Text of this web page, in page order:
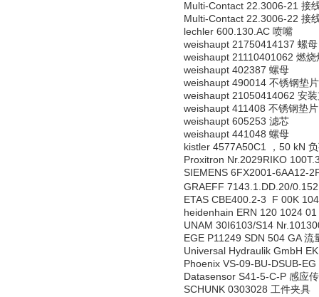
Multi-Contact 22.3006-21 接
Multi-Contact 22.3006-22 接
lechler 600.130.AC 喷嘴
weishaupt 21750414137 螺母
weishaupt 21110401062 燃烧
weishaupt 402387 螺母
weishaupt 490014 不锈钢垫片
weishaupt 21050414062 安
weishaupt 411408 不锈钢垫片
weishaupt 605253 滤芯
weishaupt 441048 螺母
kistler 4577A50C1 ，50 kN
Proxitron Nr.2029RIKO
SIEMENS 6FX2001-6AA12-
GRAEFF 7143.1.DD.20/
ETAS CBE400.2-3 F 00K
heidenhain ERN 120 1024
UNAM 30I6103/S14
EGE P11249 SDN 504 GA 流
Universal Hydraulik GmbH
Phoenix VS-09-BU-DSUB-
Datasensor S41-5-C-P 感应
SCHUNK 0303028 工件夹具